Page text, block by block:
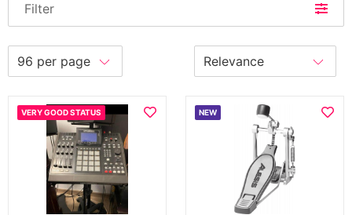
Filter
VERY GOOD STATUS NEW